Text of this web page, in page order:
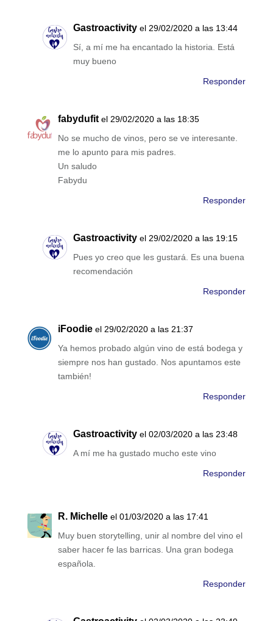
Gastroactivity el 29/02/2020 a las 13:44
Sí, a mí me ha encantado la historia. Está
muy bueno
Responder
fabydufit el 29/02/2020 a las 18:35
No se mucho de vinos, pero se ve interesante.
me lo apunto para mis padres.
Un saludo
Fabydu
Responder
Gastroactivity el 29/02/2020 a las 19:15
Pues yo creo que les gustará. Es una buena
recomendación
Responder
iFoodie el 29/02/2020 a las 21:37
Ya hemos probado algún vino de está bodega y
siempre nos han gustado. Nos apuntamos este
también!
Responder
Gastroactivity el 02/03/2020 a las 23:48
A mí me ha gustado mucho este vino
Responder
R. Michelle el 01/03/2020 a las 17:41
Muy buen storytelling, unir al nombre del vino el
saber hacer fe las barricas. Una gran bodega
española.
Responder